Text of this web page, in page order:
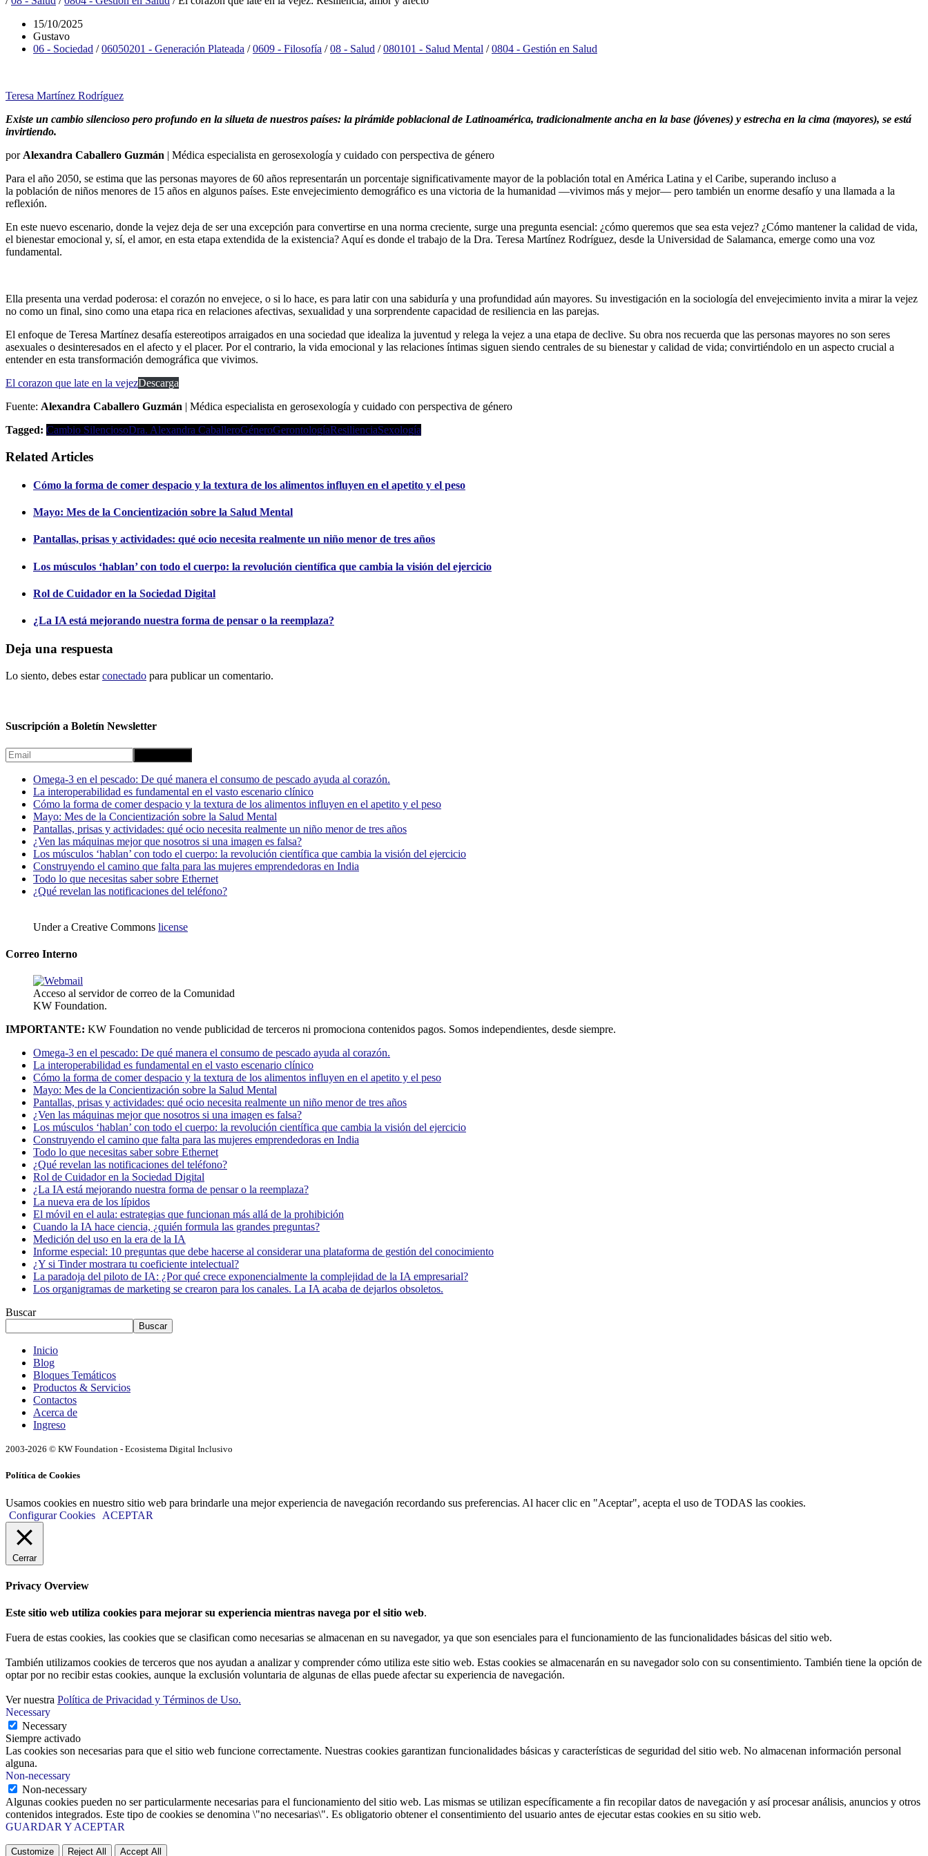
15/10/2025
Gustavo
06 - Sociedad /06050201 - Generación Plateada /0609 - Filosofía /08 - Salud /080101 - Salud Mental /0804 - Gestión en Salud
Teresa Martínez Rodríguez
Existe un cambio silencioso pero profundo en la silueta de nuestros países: la pirámide poblacional de Latinoamérica, tradicionalmente ancha en la base (jóvenes) y estrecha en la cima (mayores), se está
invirtiendo.
por Alexandra Caballero Guzmán | Médica especialista en gerosexología y cuidado con perspectiva de género
Para el año 2050, se estima que las personas mayores de 60 años representarán un porcentaje significativamente mayor de la población total en América Latina y el Caribe, superando incluso a
la población de niños menores de 15 años en algunos países. Este envejecimiento demográfico es una victoria de la humanidad —vivimos más y mejor— pero también un enorme desafío y una llamada a la
reflexión.
En este nuevo escenario, donde la vejez deja de ser una excepción para convertirse en una norma creciente, surge una pregunta esencial: ¿cómo queremos que sea esta vejez? ¿Cómo mantener la calidad de vida,
el bienestar emocional y, sí, el amor, en esta etapa extendida de la existencia? Aquí es donde el trabajo de la Dra. Teresa Martínez Rodríguez, desde la Universidad de Salamanca, emerge como una voz
fundamental.
Ella presenta una verdad poderosa: el corazón no envejece, o si lo hace, es para latir con una sabiduría y una profundidad aún mayores. Su investigación en la sociología del envejecimiento invita a mirar la vejez
no como un final, sino como una etapa rica en relaciones afectivas, sexualidad y una sorprendente capacidad de resiliencia en las parejas.
El enfoque de Teresa Martínez desafía estereotipos arraigados en una sociedad que idealiza la juventud y relega la vejez a una etapa de declive. Su obra nos recuerda que las personas mayores no son seres
asexuales o desinteresados en el afecto y el placer. Por el contrario, la vida emocional y las relaciones íntimas siguen siendo centrales de su bienestar y calidad de vida; convirtiéndolo en un aspecto crucial a
entender en esta transformación demográfica que vivimos.
El corazon que late en la vejezDescarga
Fuente: Alexandra Caballero Guzmán | Médica especialista en gerosexología y cuidado con perspectiva de género
Tagged: Cambio SilenciosoDra. Alexandra CaballeroGéneroGerontologíaResilienciaSexología
Related Articles
Cómo la forma de comer despacio y la textura de los alimentos influyen en el apetito y el peso
Mayo: Mes de la Concientización sobre la Salud Mental
Pantallas, prisas y actividades: qué ocio necesita realmente un niño menor de tres años
Los músculos ‘hablan’ con todo el cuerpo: la revolución científica que cambia la visión del ejercicio
Rol de Cuidador en la Sociedad Digital
¿La IA está mejorando nuestra forma de pensar o la reemplaza?
Deja una respuesta
Lo siento, debes estarconectado para publicar un comentario.
Suscripción a Boletín Newsletter
Omega-3 en el pescado: De qué manera el consumo de pescado ayuda al corazón.
La interoperabilidad es fundamental en el vasto escenario clínico
Cómo la forma de comer despacio y la textura de los alimentos influyen en el apetito y el peso
Mayo: Mes de la Concientización sobre la Salud Mental
Pantallas, prisas y actividades: qué ocio necesita realmente un niño menor de tres años
¿Ven las máquinas mejor que nosotros si una imagen es falsa?
Los músculos ‘hablan’ con todo el cuerpo: la revolución científica que cambia la visión del ejercicio
Construyendo el camino que falta para las mujeres emprendedoras en India
Todo lo que necesitas saber sobre Ethernet
¿Qué revelan las notificaciones del teléfono?
Under a Creative Commons license
Correo Interno
Acceso al servidor de correo de la Comunidad
KW Foundation.
IMPORTANTE: KW Foundation no vende publicidad de terceros ni promociona contenidos pagos. Somos independientes, desde siempre.
Omega-3 en el pescado: De qué manera el consumo de pescado ayuda al corazón.
La interoperabilidad es fundamental en el vasto escenario clínico
Cómo la forma de comer despacio y la textura de los alimentos influyen en el apetito y el peso
Mayo: Mes de la Concientización sobre la Salud Mental
Pantallas, prisas y actividades: qué ocio necesita realmente un niño menor de tres años
¿Ven las máquinas mejor que nosotros si una imagen es falsa?
Los músculos ‘hablan’ con todo el cuerpo: la revolución científica que cambia la visión del ejercicio
Construyendo el camino que falta para las mujeres emprendedoras en India
Todo lo que necesitas saber sobre Ethernet
¿Qué revelan las notificaciones del teléfono?
Rol de Cuidador en la Sociedad Digital
¿La IA está mejorando nuestra forma de pensar o la reemplaza?
La nueva era de los lípidos
El móvil en el aula: estrategias que funcionan más allá de la prohibición
Cuando la IA hace ciencia, ¿quién formula las grandes preguntas?
Medición del uso en la era de la IA
Informe especial: 10 preguntas que debe hacerse al considerar una plataforma de gestión del conocimiento
¿Y si Tinder mostrara tu coeficiente intelectual?
La paradoja del piloto de IA: ¿Por qué crece exponencialmente la complejidad de la IA empresarial?
Los organigramas de marketing se crearon para los canales. La IA acaba de dejarlos obsoletos.
Buscar
Buscar
Inicio
Blog
Bloques Temáticos
Productos & Servicios
Contactos
Acerca de
Ingreso
2003-2026 © KW Foundation - Ecosistema Digital Inclusivo
Política de Cookies
Usamos cookies en nuestro sitio web para brindarle una mejor experiencia de navegación recordando sus preferencias. Al hacer clic en "Aceptar", acepta el uso de TODAS las cookies.
Configurar Cookies
ACEPTAR
Cerrar
Privacy Overview
Este sitio web utiliza cookies para mejorar su experiencia mientras navega por el sitio web.
Fuera de estas cookies, las cookies que se clasifican como necesarias se almacenan en su navegador, ya que son esenciales para el funcionamiento de las funcionalidades básicas del sitio web.
También utilizamos cookies de terceros que nos ayudan a analizar y comprender cómo utiliza este sitio web. Estas cookies se almacenarán en su navegador solo con su consentimiento. También tiene la opción de
optar por no recibir estas cookies, aunque la exclusión voluntaria de algunas de ellas puede afectar su experiencia de navegación.
Ver nuestra Política de Privacidad y Términos de Uso.
Necessary
Necessary
Siempre activado
Las cookies son necesarias para que el sitio web funcione correctamente. Nuestras cookies garantizan funcionalidades básicas y características de seguridad del sitio web. No almacenan información personal
alguna.
Non-necessary
Non-necessary
Algunas cookies pueden no ser particularmente necesarias para el funcionamiento del sitio web. Las mismas se utilizan específicamente a fin recopilar datos de navegación y así procesar análisis, anuncios y otros
contenidos integrados. Este tipo de cookies se denomina \"no necesarias\". Es obligatorio obtener el consentimiento del usuario antes de ejecutar estas cookies en su sitio web.
GUARDAR Y ACEPTAR
Customize Reject All Accept All